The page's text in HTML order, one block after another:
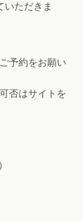
いただきま
予約をお願い
否はサイトを